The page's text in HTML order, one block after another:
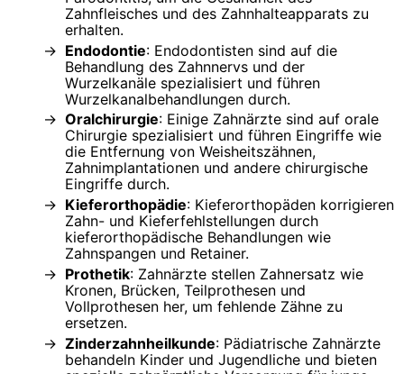
Zahnfleisches und des Zahnhalteapparats zu
erhalten.
Endodontie: Endodontisten sind auf die
Behandlung des Zahnnervs und der
Wurzelkanäle spezialisiert und führen
Wurzelkanalbehandlungen durch.
Oralchirurgie: Einige Zahnärzte sind auf orale
Chirurgie spezialisiert und führen Eingriffe wie
die Entfernung von Weisheitszähnen,
Zahnimplantationen und andere chirurgische
Eingriffe durch.
Kieferorthopädie: Kieferorthopäden korrigieren
Zahn- und Kieferfehlstellungen durch
kieferorthopädische Behandlungen wie
Zahnspangen und Retainer.
Prothetik: Zahnärzte stellen Zahnersatz wie
Kronen, Brücken, Teilprothesen und
Vollprothesen her, um fehlende Zähne zu
ersetzen.
Zinderzahnheilkunde: Pädiatrische Zahnärzte
behandeln Kinder und Jugendliche und bieten